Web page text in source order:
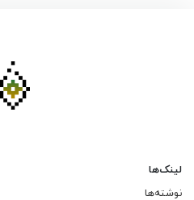
لینک‌ها
نوشته‌ها